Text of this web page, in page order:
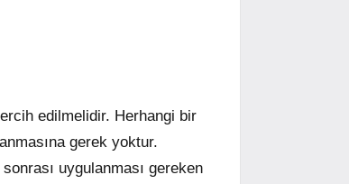
edilmelidir. Herhangi bir
gerek yoktur.
uygulanması gereken